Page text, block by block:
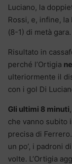
Luciano, la
Rossi, e, infine,
(8-1) di metà gara.
Risultato in
perché l’Ortigia
ulteriormente il
con i gol Di
Gli ultimi 8 minuti
che vanno subito
precisa di
un po’, i padroni
volte. L’Ortigia